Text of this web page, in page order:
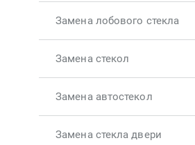
Замена лобового стекла
Замена стекол
Замена автостекол
Замена стекла двери